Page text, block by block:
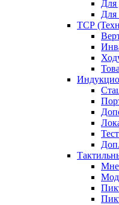
Для
Для
ТСР